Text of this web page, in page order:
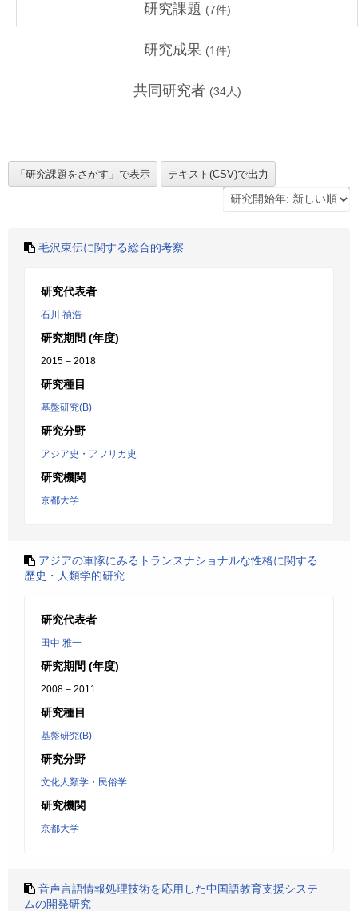
研究課題 (7件)
研究成果 (1件)
共同研究者 (34人)
毛沢東伝に関する総合的考察
研究代表者
石川 禎浩
研究期間 (年度)
2015 – 2018
研究種目
基盤研究(B)
研究分野
アジア史・アフリカ史
研究機関
京都大学
アジアの軍隊にみるトランスナショナルな性格に関する
歴史・人類学的研究
研究代表者
田中 雅一
研究期間 (年度)
2008 – 2011
研究種目
基盤研究(B)
研究分野
文化人類学・民俗学
研究機関
京都大学
音声言語情報処理技術を応用した中国語教育支援システ
ムの開発研究